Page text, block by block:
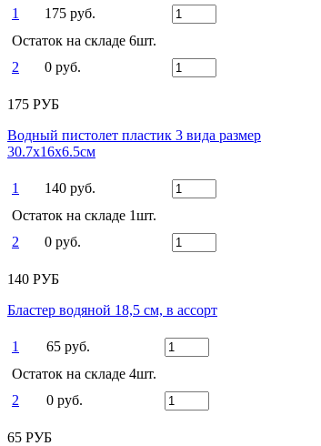
1
175 руб.
Остаток на складе 6шт.
2
0 руб.
175 РУБ
Водный пистолет пластик 3 вида размер
30.7х16х6.5см
1
140 руб.
Остаток на складе 1шт.
2
0 руб.
140 РУБ
Бластер водяной 18,5 см, в ассорт
1
65 руб.
Остаток на складе 4шт.
2
0 руб.
65 РУБ